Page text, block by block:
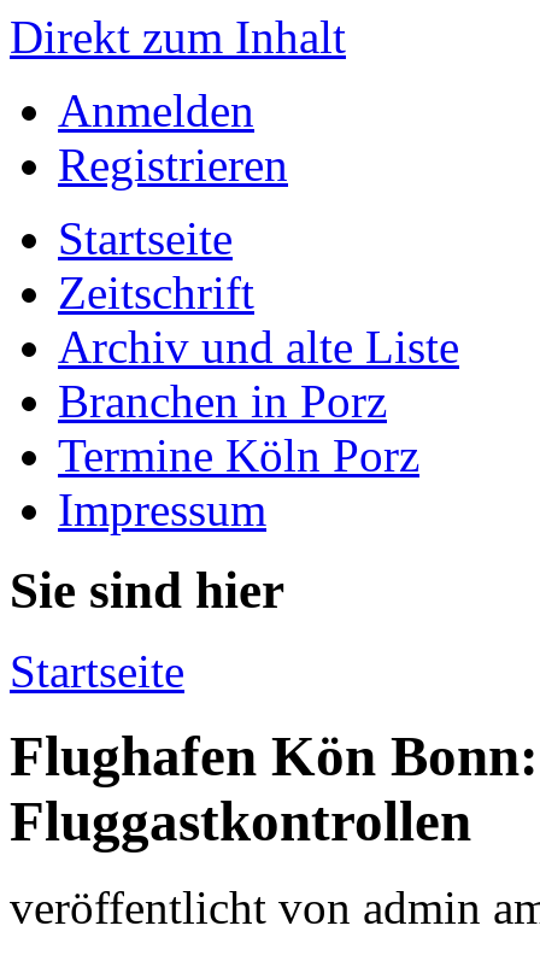
Direkt zum Inhalt
Anmelden
Registrieren
Startseite
Zeitschrift
Archiv und alte Liste
Branchen in Porz
Termine Köln Porz
Impressum
Sie sind hier
Startseite
Flughafen Kön
Fluggastkontrollen
veröffentlicht von admin